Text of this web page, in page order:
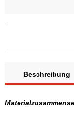
Beschreibung